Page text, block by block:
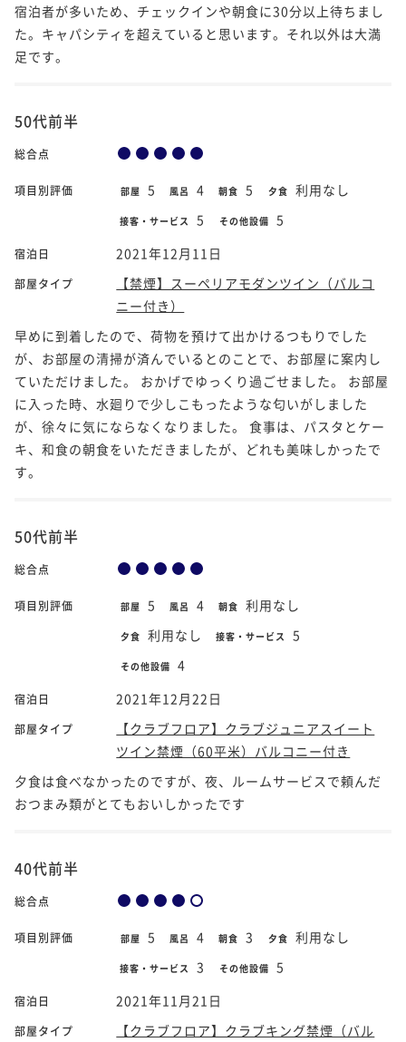
宿泊者が多いため、チェックインや朝食に30分以上待ちまし
た。キャパシティを超えていると思います。それ以外は大満
足です。
50代前半
総合点
項目別評価 部屋 5 風呂 4 朝食 5 夕食 利用なし
接客・サービス 5 その他設備 5
宿泊日 2021年12月11日
部屋タイプ
【禁煙】スーペリアモダンツイン（バルコ
ニー付き）
早めに到着したので、荷物を預けて出かけるつもりでした
が、お部屋の清掃が済んでいるとのことで、お部屋に案内し
ていただけました。 おかげでゆっくり過ごせました。 お部屋
に入った時、水廻りで少しこもったような匂いがしました
が、徐々に気にならなくなりました。 食事は、パスタとケー
キ、和食の朝食をいただきましたが、どれも美味しかったで
す。
50代前半
総合点
項目別評価 部屋 5 風呂 4 朝食 利用なし
夕食 利用なし 接客・サービス 5
その他設備 4
宿泊日 2021年12月22日
部屋タイプ
【クラブフロア】クラブジュニアスイート
ツイン禁煙（60平米）バルコニー付き
夕食は食べなかったのですが、夜、ルームサービスで頼んだ
おつまみ類がとてもおいしかったです
40代前半
総合点
項目別評価 部屋 5 風呂 4 朝食 3 夕食 利用なし
接客・サービス 3 その他設備 5
宿泊日 2021年11月21日
部屋タイプ
【クラブフロア】クラブキング禁煙（バル